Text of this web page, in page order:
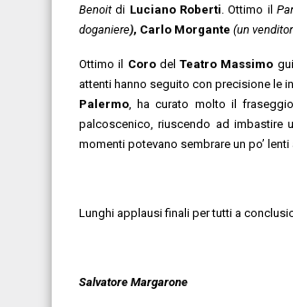
Benoitdi Luciano Roberti. Ottimo il
doganiere), Carlo Morgante (un
Ottimo il CorodelTeatro Massimo
attenti hanno seguito con precisione le
Palermo, ha curato molto il
palcoscenico, riuscendo ad imbastire
momenti potevano sembrare un po’
Lunghi applausi finali per tutti a
Salvatore Margarone